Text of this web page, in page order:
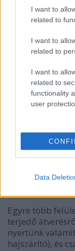
I want to
related to
I want to
related to
I want to
related to
functionality
user
Data
Te is
Egyre több
terjedő
nyertünk
hajszárító), és